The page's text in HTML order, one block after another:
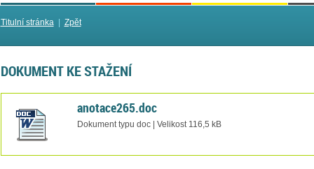
Titulní stránka| Zpět
DOKUMENT KE STAŽENÍ
anotace265.doc
Dokument typu doc | Velikost 116,5 kB